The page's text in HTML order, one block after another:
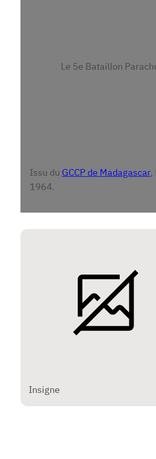
Le 5e Bataillon
Issu du GCCP de Madagascar,
1964.
Insigne